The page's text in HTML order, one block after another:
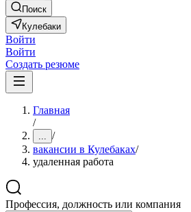
Поиск
Кулебаки
Войти
Войти
Создать резюме
Главная
/
... /
вакансии в Кулебаках/
удаленная работа
Профессия, должность или компания